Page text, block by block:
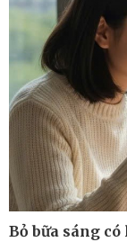
Pháp luật
Vụ án
Tin nóng
Tư vấn luật
Bỏ bữa sáng